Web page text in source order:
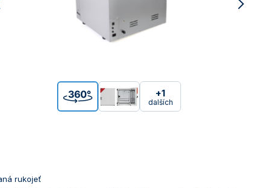
+1
dalších
rukojeť